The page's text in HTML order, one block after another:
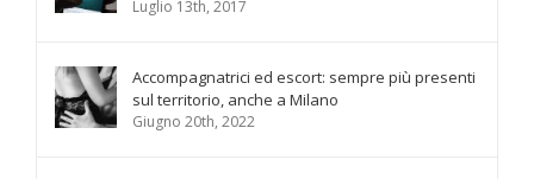
Luglio 13th, 2017
Accompagnatrici ed escort: sempre più presenti
sul territorio, anche a Milano
Giugno 20th, 2022